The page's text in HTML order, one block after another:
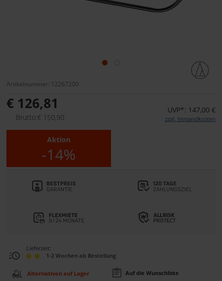
Artikelnummer: 12267200
€ 126,81
Brutto:€ 150,90
UVP*: 147,00 €
zzgl. Versandkosten
Aktion
-14%
Lieferzeit:
1-2 Wochen ab Bestellung
Alternativen auf Lager Auf die Wunschliste